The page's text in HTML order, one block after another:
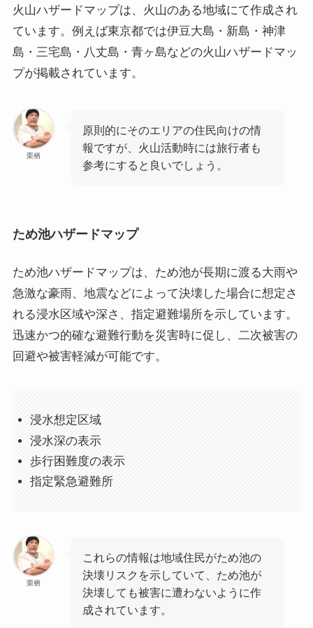
火山ハザードマップは、火山のある地域にて作成され
ています。例えば東京都では伊豆大島・新島・神津
島・三宅島・八丈島・青ヶ島などの火山ハザードマッ
プが掲載されています。
栗栖
原則的にそのエリアの住民向けの情
報ですが、火山活動時には旅行者も
参考にすると良いでしょう。
ため池ハザードマップ
ため池ハザードマップは、ため池が長期に渡る大雨や
急激な豪雨、地震などによって決壊した場合に想定さ
れる浸水区域や深さ、指定避難場所を示しています。
迅速かつ的確な避難行動を災害時に促し、二次被害の
回避や被害軽減が可能です。
浸水想定区域
浸水深の表示
歩行困難度の表示
指定緊急避難所
栗栖
これらの情報は地域住民がため池の
決壊リスクを示していて、ため池が
決壊しても被害に遭わないように作
成されています。